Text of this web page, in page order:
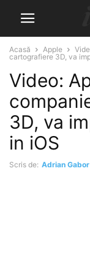
Acasă Apple
cartografiere 3D, va
Video:
3D, va
in iOS
Scris de: Adrian Gabor